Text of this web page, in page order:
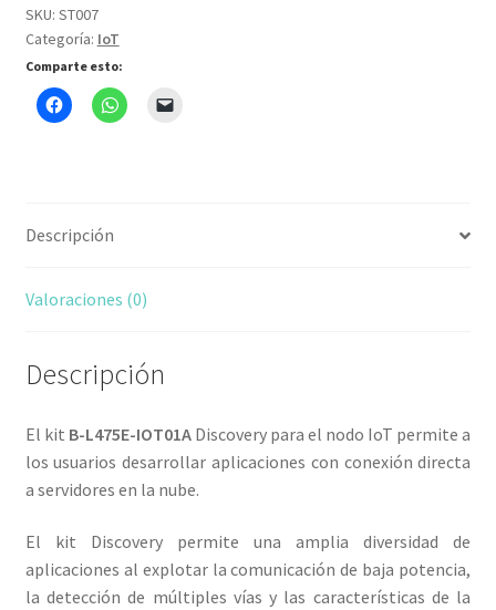
L475E-
IOT01A
cantidad
SKU: ST007
Categoría: IoT
Comparte esto:
Descripción
Valoraciones (0)
Descripción
El kit B-L475E-IOT01ADiscovery para el nodo IoT permite a
los usuarios desarrollar aplicaciones con conexión directa
a servidores en la nube.
El kit Discovery permite una amplia diversidad de
aplicaciones al explotar la comunicación de baja potencia,
la detección de múltiples vías y las características de la